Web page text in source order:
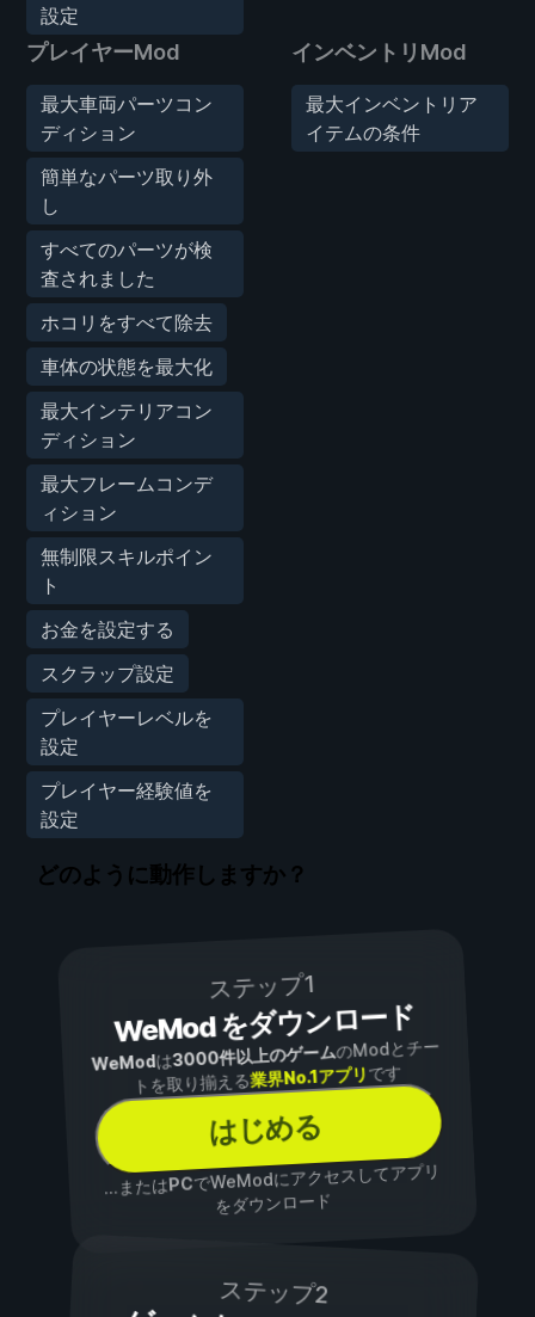
設定
プレイヤーMod
最大車両パーツコン
ディション
簡単なパーツ取り外
し
すべてのパーツが検
査されました
ホコリをすべて除去
車体の状態を最大化
最大インテリアコン
ディション
最大フレームコンデ
ィション
無制限スキルポイン
ト
お金を設定する
スクラップ設定
プレイヤーレベルを
設定
プレイヤー経験値を
設定
インベントリMod
最大インベントリア
イテムの条件
どのように動作しますか？
ステップ1
WeMod をダウンロード
WeModは3000件以上のゲームのModとチー
トを取り揃える業界No.1アプリです
はじめる
...またはPCでWeModにアクセスしてアプリ
をダウンロード
ステップ2